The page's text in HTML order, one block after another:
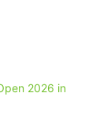
2026 in